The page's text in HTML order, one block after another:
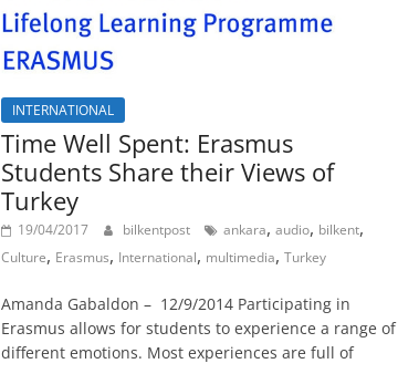
INTERNATIONAL
Time Well Spent: Erasmus
Students Share their Views of
Turkey
19/04/2017 bilkentpost ankara,audio, bilkent,
Culture, Erasmus, International, multimedia,Turkey
Amanda Gabaldon – 12/9/2014 Participating in
Erasmus allows for students to experience a range of
different emotions. Most experiences are full of